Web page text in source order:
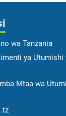
wa Tanzania
ya Utumishi
Mtaa wa